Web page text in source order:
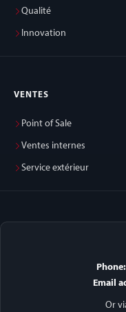
Qualité
Innovation
VENTES
Point of Sale
Ventes internes
Service extérieur
Phone:
Email
Or